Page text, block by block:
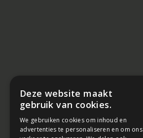
Deze website maakt
gebruik van cookies.
We gebruiken cookies om inhoud en
advertenties te personaliseren en om ons